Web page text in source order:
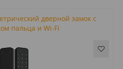
дверной замок с
пальца и Wi-Fi